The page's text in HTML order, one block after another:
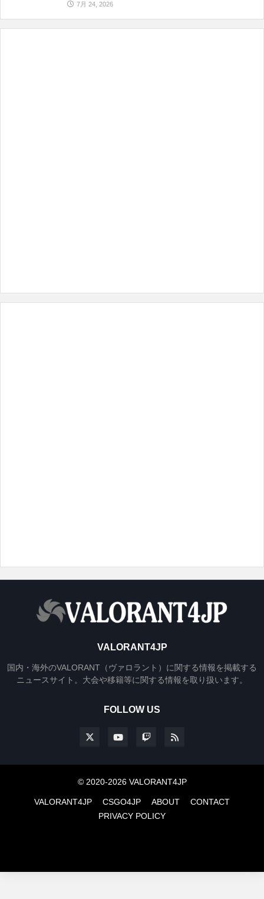
7月 24, 2026
VALORANT4JP
国内・海外のVALORANT（ヴァロラント）に関する情報を掲載する
ニュースサイト。大会や移籍等に関する情報を取り扱います。
FOLLOW US
© 2020-2026 VALORANT4JP
VALORANT4JP CSGO4JP ABOUT
CONTACT
PRIVACY POLICY